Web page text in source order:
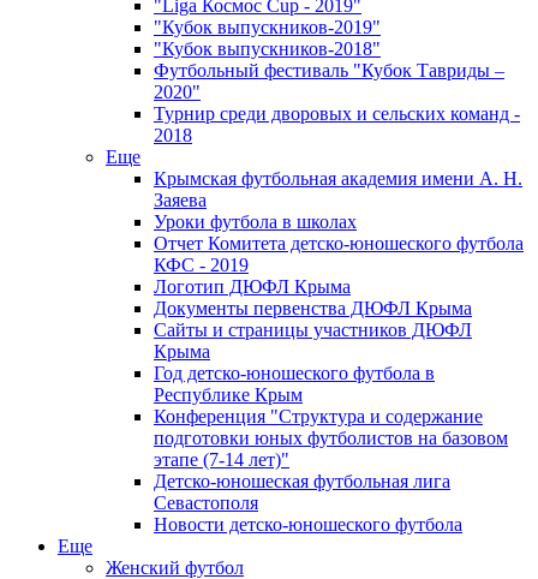
"Liga Космос Cup - 2019"
"Кубок выпускников-2019"
"Кубок выпускников-2018"
Футбольный фестиваль "Кубок Тавриды –
2020"
Турнир среди дворовых и сельских команд -
2018
Еще
Крымская футбольная академия имени А. Н.
Заяева
Уроки футбола в школах
Отчет Комитета детско-юношеского футбола
КФС - 2019
Логотип ДЮФЛ Крыма
Документы первенства ДЮФЛ Крыма
Сайты и страницы участников ДЮФЛ
Крыма
Год детско-юношеского футбола в
Республике Крым
Конференция "Структура и содержание
подготовки юных футболистов на базовом
этапе (7-14 лет)"
Детско-юношеская футбольная лига
Севастополя
Новости детско-юношеского футбола
Еще
Женский футбол